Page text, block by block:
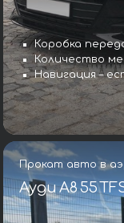
Коробка
Количество
Навигация –
Прокат авто в
Ауди A8 55